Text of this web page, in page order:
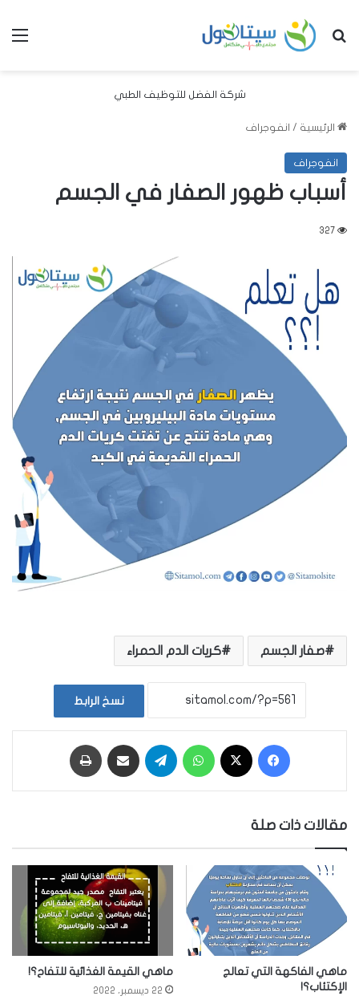
بحث عن
شركة الفضل للتوظيف الطبي
الرئيسية / انفوجراف
انفوجراف
أسباب ظهور الصفار في الجسم
327
صفار الجسم كريات الدم الحمراء
نسخ الرابط
مقالات ذات صلة
ماهي الفاكهة التي تعالج
الإكتئاب؟!
ماهي القيمة الغذائية للتفاح؟!
22 ديسمبر، 2022